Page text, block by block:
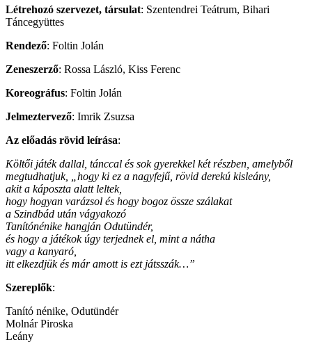
Létrehozó szervezet, társulat: Szentendrei Teátrum, Bihari
Táncegyüttes
Rendező: Foltin Jolán
Zeneszerző: Rossa László, Kiss Ferenc
Koreográfus: Foltin Jolán
Jelmeztervező: Imrik Zsuzsa
Az előadás rövid leírása:
Költői játék dallal, tánccal és sok gyerekkel két részben, amelyből
megtudhatjuk, „hogy ki ez a nagyfejű, rövid derekú kisleány,
akit a káposzta alatt leltek,
hogy hogyan varázsol és hogy bogoz össze szálakat
a Szindbád után vágyakozó
Tanítónénike hangján Odutündér,
és hogy a játékok úgy terjednek el, mint a nátha
vagy a kanyaró,
itt elkezdjük és már amott is ezt játsszák…”
Szereplők:
Tanító nénike, Odutündér
Molnár Piroska
Leány